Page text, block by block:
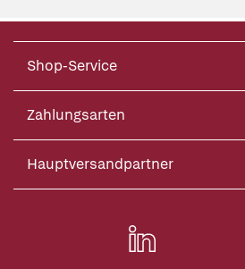
Shop-Service
Zahlungsarten
Hauptversandpartner